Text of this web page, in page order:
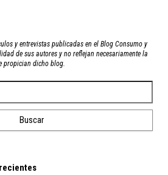
y entrevistas publicadas en el Blog Consumo y
de sus autores y no reflejan necesariamente la
propician dicho blog.